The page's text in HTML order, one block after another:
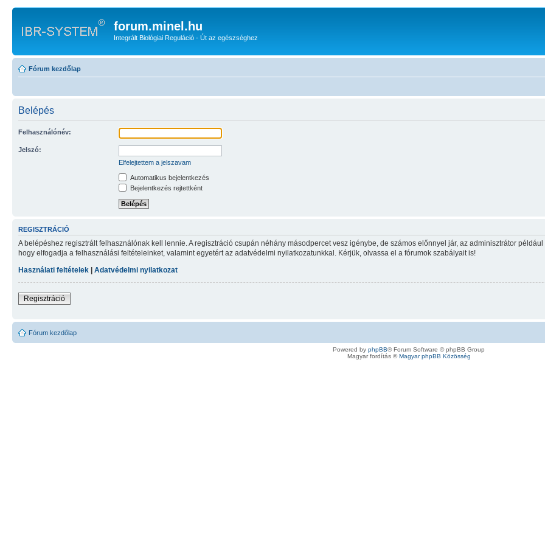
forum.minel.hu
Integrált Biológiai Reguláció - Út az egészséghez
Fórum kezdőlap
Belépés
Felhasználónév:
Jelszó:
Elfelejtettem a jelszavam
Automatikus bejelentkezés
Bejelentkezés rejtettként
REGISZTRÁCIÓ
A belépéshez regisztrált felhasználónak kell lennie. A regisztráció csupán néhány másodpercet vesz igénybe, de számos előnnyel jár, az adminisztrátor
hogy elfogadja a felhasználási feltételeinket, valamint egyetért az adatvédelmi nyilatkozatunkkal. Kérjük, olvassa el a fórumok szabályait is!
Használati feltételek
Adatvédelmi nyilatkozat
Regisztráció
Fórum kezdőlap
Powered by phpBB® Forum Software © phpBB Group
Magyar fordítás ©Magyar phpBB Közösség